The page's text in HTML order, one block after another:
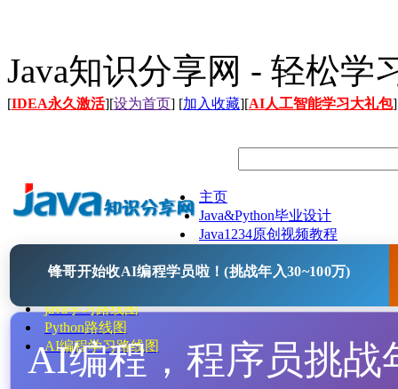
Java知识分享网 - 轻松学
[IDEA永久激活][设为首页] [加入收藏][AI人工智能学习大礼包]
主页
Java&Python毕业设计
Java1234原创视频教程
Java开源项目
java学习路线图
Python路线图
AI编程学习路线图
锋哥开始收AI编程学员啦！(挑战年入30~100万)
AI编程，程序员挑战